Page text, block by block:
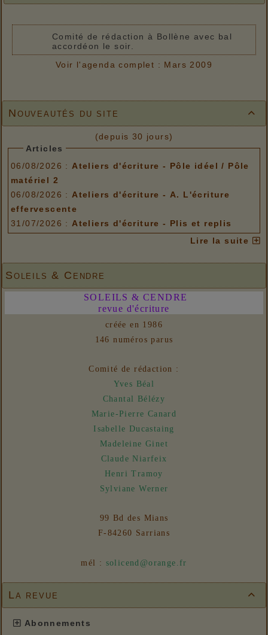

Nouveautés du site
(depuis 30 jours)
Articles
06/08/2026 : Ateliers d'écriture - Pôle idéel / Pôle
matériel 2
06/08/2026 : Ateliers d'écriture - A. L'écriture
effervescente
31/07/2026 : Ateliers d'écriture - Plis et replis
matériel 2
31/07/2026 :Ateliers d'écriture - Plis et replis
- Un euro ne fait pas le printemps
Lire la suite
Soleils & Cendre
SOLEILS & CENDRE
revue d'écriture
créée en 1986
146 numéros parus
Comité de rédaction :
Yves Béal
Chantal Bélézy
Marie-Pierre Canard
Isabelle Ducastaing
Madeleine Ginet
Claude Niarfeix
Henri Tramoy
Sylviane Werner
99 Bd des Mians
F-84260 Sarrians
mél : solicend@orange.fr

La revue
Abonnements
Comité de rédaction à Bollène avec bal
accordéon le soir.
Voir l'agenda complet : Mars 2009